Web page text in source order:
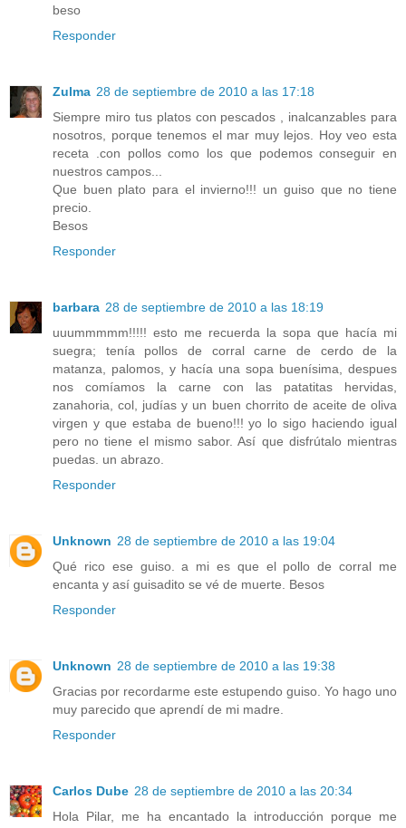
beso
Responder
Zulma 28 de septiembre de 2010 a las 17:18
Siempre miro tus platos con pescados , inalcanzables para
nosotros, porque tenemos el mar muy lejos. Hoy veo esta
receta .con pollos como los que podemos conseguir en
nuestros campos...
Que buen plato para el invierno!!! un guiso que no tiene
precio.
Besos
Responder
barbara 28 de septiembre de 2010 a las 18:19
uuummmmm!!!!! esto me recuerda la sopa que hacía mi
suegra; tenía pollos de corral carne de cerdo de la
matanza, palomos, y hacía una sopa buenísima, despues
nos comíamos la carne con las patatitas hervidas,
zanahoria, col, judías y un buen chorrito de aceite de oliva
virgen y que estaba de bueno!!! yo lo sigo haciendo igual
pero no tiene el mismo sabor. Así que disfrútalo mientras
puedas. un abrazo.
Responder
Unknown 28 de septiembre de 2010 a las 19:04
Qué rico ese guiso. a mi es que el pollo de corral me
encanta y así guisadito se vé de muerte. Besos
Responder
Unknown 28 de septiembre de 2010 a las 19:38
Gracias por recordarme este estupendo guiso. Yo hago uno
muy parecido que aprendí de mi madre.
Responder
Carlos Dube 28 de septiembre de 2010 a las 20:34
Hola Pilar, me ha encantado la introducción porque me